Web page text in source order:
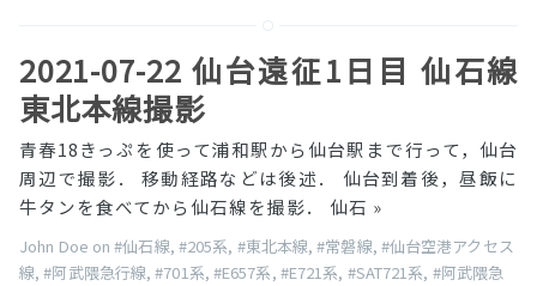
2021-07-22 仙台遠征1日目 仙石線
東北本線撮影
青春18きっぷを使って浦和駅から仙台駅まで行って，仙台
周辺で撮影． 移動経路などは後述． 仙台到着後，昼飯に
牛タンを食べてから仙石線を撮影． 仙石 »
John Doe on#仙石線, #205系, #東北本線,#常磐線, #仙台空港アクセス
線,#阿武隈急行線,#701系, #E657系, #E721系, #SAT721系, #阿武隈急